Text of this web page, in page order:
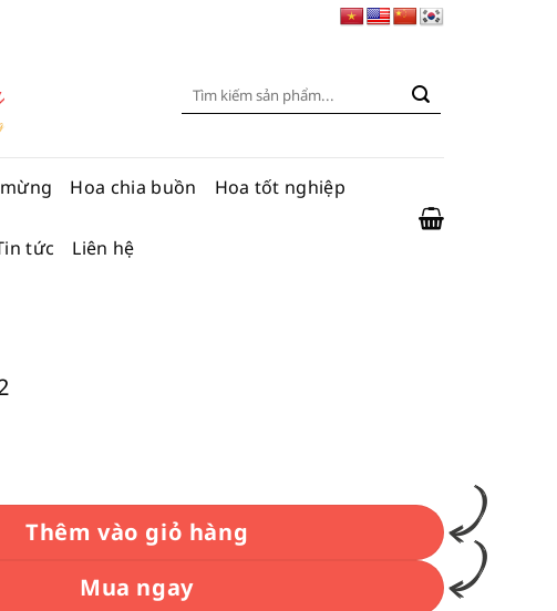
Tìm
Hoa chia buồn Hoa tốt nghiệp
tức Liên hệ
Thêm vào giỏ hàng
Mua ngay